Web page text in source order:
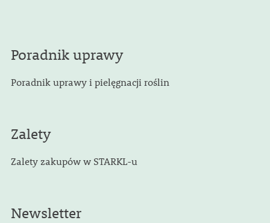
Poradnik uprawy
Poradnik uprawy i pielęgnacji roślin
Zalety
Zalety zakupów w STARKL-u
Newsletter